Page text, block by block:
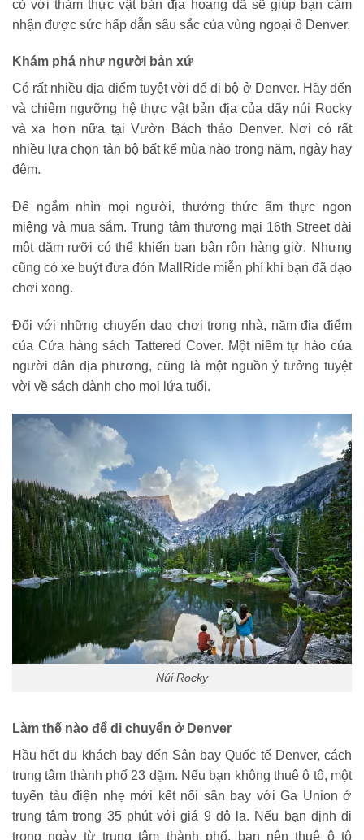
cỏ với thảm thực vật bản địa hoang dã sẽ giúp bạn cảm
nhận được sức hấp dẫn sâu sắc của vùng ngoại ô Denver.
Khám phá như người bản xứ
Có rất nhiều địa điểm tuyệt vời để đi bộ ở Denver. Hãy đến
và chiêm ngưỡng hệ thực vật bản địa của dãy núi Rocky
và xa hơn nữa tại Vườn Bách thảo Denver. Nơi có rất
nhiều lựa chọn tản bộ bất kể mùa nào trong năm, ngày hay
đêm.
Để ngắm nhìn mọi người, thưởng thức ẩm thực ngon
miệng và mua sắm. Trung tâm thương mại 16th Street dài
một dặm rưỡi có thể khiến bạn bận rộn hàng giờ. Nhưng
cũng có xe buýt đưa đón MallRide miễn phí khi bạn đã dạo
chơi xong.
Đối với những chuyến dạo chơi trong nhà, năm địa điểm
của Cửa hàng sách Tattered Cover. Một niềm tự hào của
người dân địa phương, cũng là một nguồn ý tưởng tuyệt
vời về sách dành cho mọi lứa tuổi.
Núi Rocky
Làm thế nào để di chuyển ở Denver
Hầu hết du khách bay đến Sân bay Quốc tế Denver, cách
trung tâm thành phố 23 dặm. Nếu bạn không thuê ô tô, một
tuyến tàu điện nhẹ mới kết nối sân bay với Ga Union ở
trung tâm trong 35 phút với giá 9 đô la. Nếu bạn định đi
trong ngày từ trung tâm thành phố, bạn nên thuê ô tô